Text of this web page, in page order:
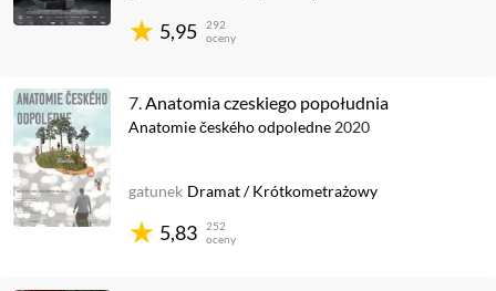
5,95
292
oceny
7.Anatomia czeskiego popołudnia
Anatomie českého odpoledne 2020
5,83
252
oceny
gatunek Dramat/Krótkometrażowy